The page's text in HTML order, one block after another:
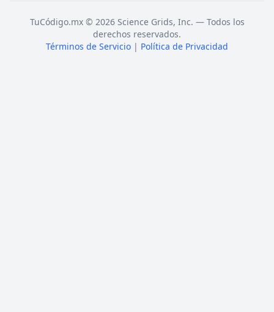
TuCódigo.mx © 2026 Science Grids, Inc. — Todos los
derechos reservados.
Términos de Servicio | Política de Privacidad